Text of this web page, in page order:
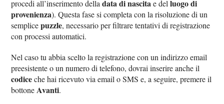
procedi all’inserimento delladata di nascitae delluogo di
provenienza). Questa fase si completa con la risoluzione di un
semplicepuzzle, necessario per filtrare tentativi di registrazione
con processi automatici.
Nel caso tu abbia scelto la registrazione con un indirizzo email
preesistente o un numero di telefono, dovrai inserire anche il
codiceche hai ricevuto via email o SMS e, a seguire, premere il
bottone Avanti.